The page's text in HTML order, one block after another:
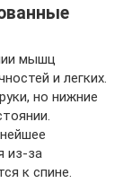
мышц
и легких.
но нижние
из-за
к спине.